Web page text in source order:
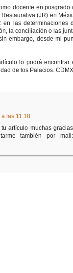
docente en posgrado
(JR) en
las determinaciones
la conciliación o las
embargo, desde mi
lo podrá encontrar
de los Palacios. CDMX
las 11:18
artículo muchas gracias
también por mail: